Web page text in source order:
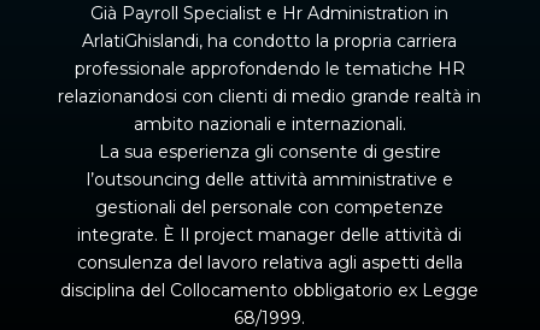
Già Payroll Specialist e Hr Administration in
ArlatiGhislandi, ha condotto la propria carriera
professionale approfondendo le tematiche HR
relazionandosi con clienti di medio grande realtà in
ambito nazionali e internazionali.
La sua esperienza gli consente di gestire
l’outsouncing delle attività amministrative e
gestionali del personale con competenze
integrate. È Il project manager delle attività di
consulenza del lavoro relativa agli aspetti della
disciplina del Collocamento obbligatorio ex Legge
68/1999.